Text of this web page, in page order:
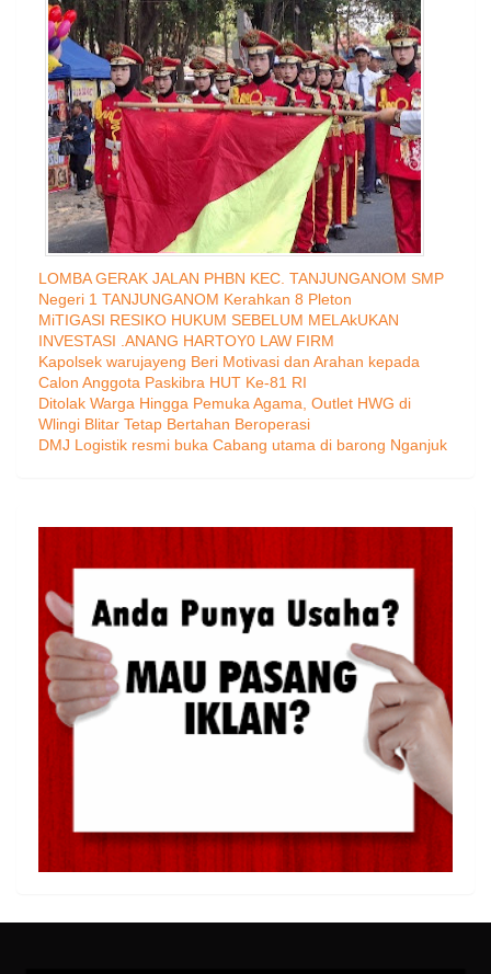
LOMBA GERAK JALAN PHBN KEC. TANJUNGANOM SMP
Negeri 1 TANJUNGANOM Kerahkan 8 Pleton
MiTIGASI RESIKO HUKUM SEBELUM MELAkUKAN
INVESTASI .ANANG HARTOY0 LAW FIRM
Kapolsek warujayeng Beri Motivasi dan Arahan kepada
Calon Anggota Paskibra HUT Ke-81 RI
Ditolak Warga Hingga Pemuka Agama, Outlet HWG di
Wlingi Blitar Tetap Bertahan Beroperasi
DMJ Logistik resmi buka Cabang utama di barong Nganjuk